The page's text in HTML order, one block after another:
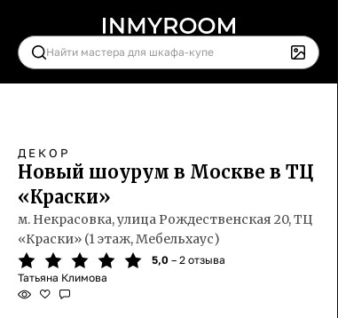
ДЕКОР
Новый шоурум в Москве в ТЦ
«Краски»
м. Некрасовка, улица Рождественская 20, ТЦ
«Краски» (1 этаж, Мебельхаус)
5,0 – 2 отзыва
Татьяна Климова